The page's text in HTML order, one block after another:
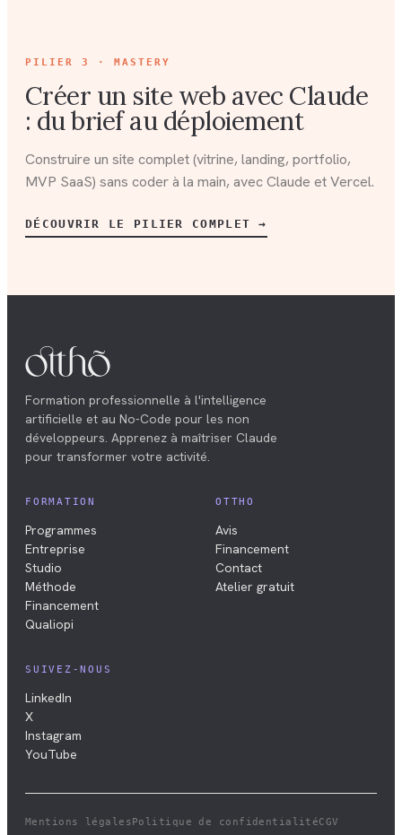
PILIER 3 · MASTERY
Créer un site web avec Claude
: du brief au déploiement
Construire un site complet (vitrine, landing, portfolio,
MVP SaaS) sans coder à la main, avec Claude et Vercel.
DÉCOUVRIR LE PILIER COMPLET →
Formation professionnelle à l'intelligence
artificielle et au No-Code pour les non
développeurs. Apprenez à maîtriser Claude
pour transformer votre activité.
FORMATION
Programmes
Entreprise
Studio
Méthode
Financement
Qualiopi
OTTHO
Avis
Financement
Contact
Atelier gratuit
SUIVEZ-NOUS
LinkedIn
X
Instagram
YouTube
Mentions légalesPolitique de confidentialitéCGV